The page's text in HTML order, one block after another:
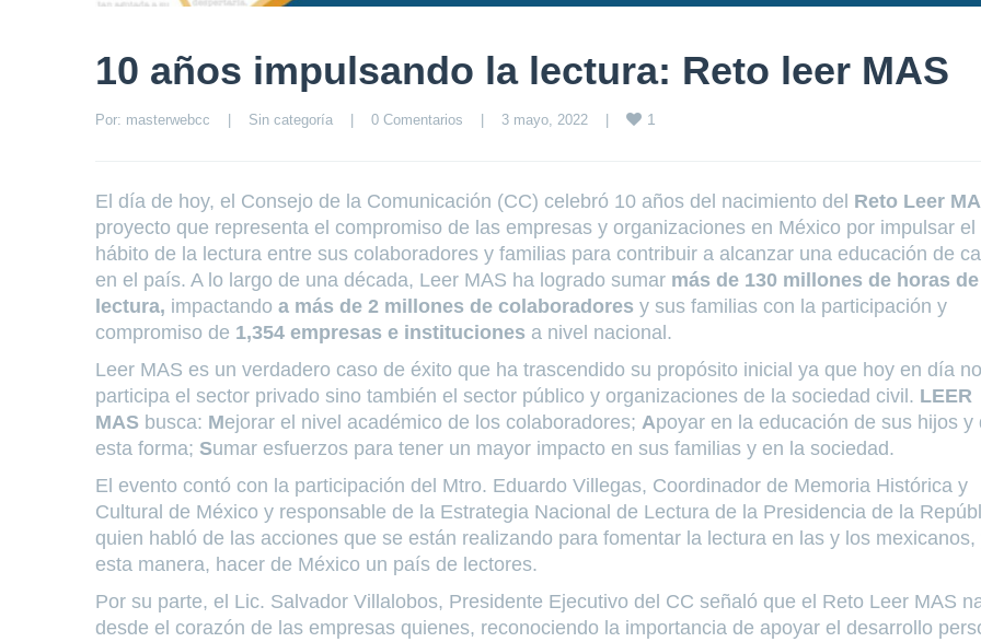
10 años impulsando la lectura: Reto leer MAS
Por: masterwebcc Sin categoría 0 Comentarios 3 mayo, 2022 1
El día de hoy, el Consejo de la Comunicación (CC) celebró 10 años del nacimiento del Reto Leer
proyecto que representa el compromiso de las empresas y organizaciones en México por impulsar el
hábito de la lectura entre sus colaboradores y familias para contribuir a alcanzar una educación de
en el país. A lo largo de una década, Leer MAS ha logrado sumar más de 130 millones de horas de
lectura, impactando a más de 2 millones de colaboradores y sus familias con la participación y
compromiso de 1,354 empresas e instituciones a nivel nacional.
Leer MAS es un verdadero caso de éxito que ha trascendido su propósito inicial ya que hoy en día
participa el sector privado sino también el sector público y organizaciones de la sociedad civil. LEER
MAS busca: Mejorar el nivel académico de los colaboradores; Apoyar en la educación de sus hijos y
esta forma; Sumar esfuerzos para tener un mayor impacto en sus familias y en la sociedad.
El evento contó con la participación del Mtro. Eduardo Villegas, Coordinador de Memoria Histórica y
Cultural de México y responsable de la Estrategia Nacional de Lectura de la Presidencia de la
quien habló de las acciones que se están realizando para fomentar la lectura en las y los mexicanos,
esta manera, hacer de México un país de lectores.
Por su parte, el Lic. Salvador Villalobos, Presidente Ejecutivo del CC señaló que el Reto Leer MAS
desde el corazón de las empresas quienes, reconociendo la importancia de apoyar el desarrollo